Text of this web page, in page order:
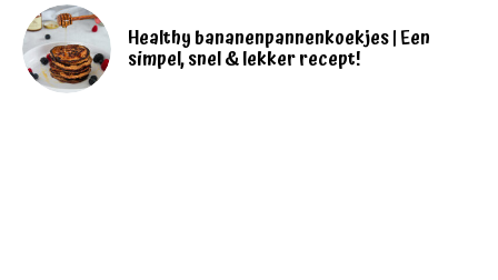
Healthy bananenpannenkoekjes | Een
simpel, snel & lekker recept!